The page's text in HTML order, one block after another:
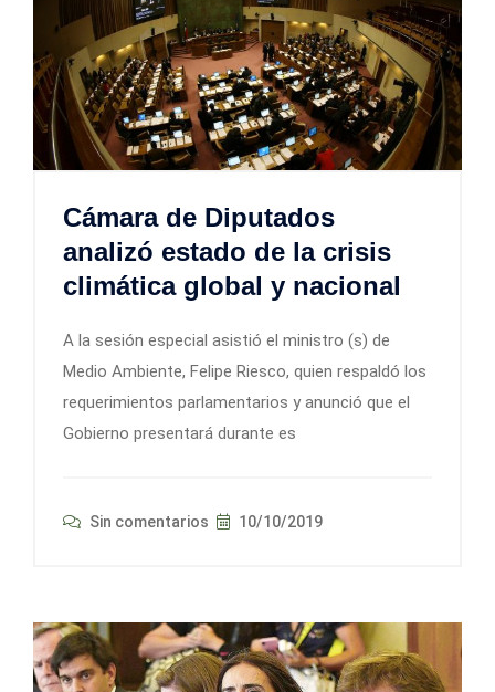
Cámara de Diputados
analizó estado de la crisis
climática global y nacional
A la sesión especial asistió el ministro (s) de
Medio Ambiente, Felipe Riesco, quien respaldó los
requerimientos parlamentarios y anunció que el
Gobierno presentará durante es
Sin comentarios 10/10/2019